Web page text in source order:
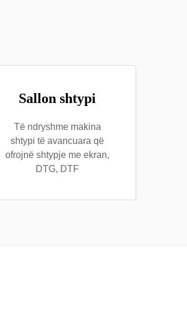
Sallon shtypi
Të ndryshme makina
shtypi të avancuara që
ofrojnë shtypje me ekran,
DTG, DTF